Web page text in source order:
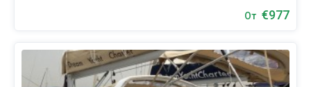
любителей
От €977